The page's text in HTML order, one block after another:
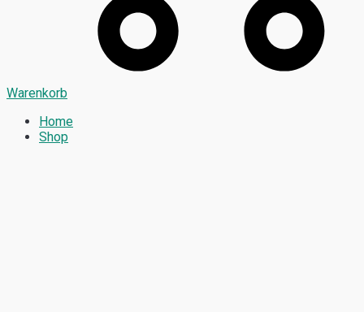
Warenkorb
Home
Shop